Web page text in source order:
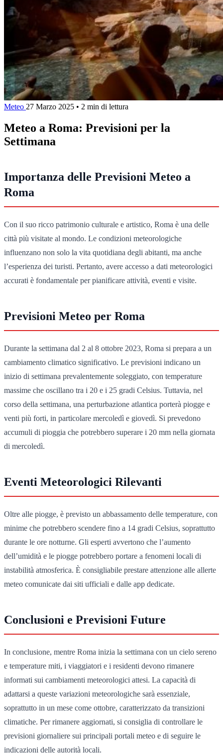
Meteo 27 Marzo 2025 • 2 min di lettura
Meteo a Roma: Previsioni per la
Settimana
Importanza delle Previsioni Meteo a
Roma
Con il suo ricco patrimonio culturale e artistico, Roma è una delle
città più visitate al mondo. Le condizioni meteorologiche
influenzano non solo la vita quotidiana degli abitanti, ma anche
l’esperienza dei turisti. Pertanto, avere accesso a dati meteorologici
accurati è fondamentale per pianificare attività, eventi e visite.
Previsioni Meteo per Roma
Durante la settimana dal 2 al 8 ottobre 2023, Roma si prepara a un
cambiamento climatico significativo. Le previsioni indicano un
inizio di settimana prevalentemente soleggiato, con temperature
massime che oscillano tra i 20 e i 25 gradi Celsius. Tuttavia, nel
corso della settimana, una perturbazione atlantica porterà piogge e
venti più forti, in particolare mercoledì e giovedì. Si prevedono
accumuli di pioggia che potrebbero superare i 20 mm nella giornata
di mercoledì.
Eventi Meteorologici Rilevanti
Oltre alle piogge, è previsto un abbassamento delle temperature, con
minime che potrebbero scendere fino a 14 gradi Celsius, soprattutto
durante le ore notturne. Gli esperti avvertono che l’aumento
dell’umidità e le piogge potrebbero portare a fenomeni locali di
instabilità atmosferica. È consigliabile prestare attenzione alle allerte
meteo comunicate dai siti ufficiali e dalle app dedicate.
Conclusioni e Previsioni Future
In conclusione, mentre Roma inizia la settimana con un cielo sereno
e temperature miti, i viaggiatori e i residenti devono rimanere
informati sui cambiamenti meteorologici attesi. La capacità di
adattarsi a queste variazioni meteorologiche sarà essenziale,
soprattutto in un mese come ottobre, caratterizzato da transizioni
climatiche. Per rimanere aggiornati, si consiglia di controllare le
previsioni giornaliere sui principali portali meteo e di seguire le
indicazioni delle autorità locali.